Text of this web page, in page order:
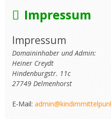
Impressum
Impressum
Domaininhaber und Admin:
Heiner Creydt
Hindenburgstr. 11c
27749 Delmenhorst
E-Mail: